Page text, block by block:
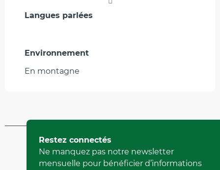
Langues parlées
Langues parlées
Environnement
Environnement
En montagne
Mis à jour le 17 juillet 2024 à 13:55
par Office de Tourisme de Corrençon en Vercors
(Identifiant de l'offre : 456694)
Restez connectés
Ne manquez pas notre newsletter
mensuelle pour bénéficier d’informations